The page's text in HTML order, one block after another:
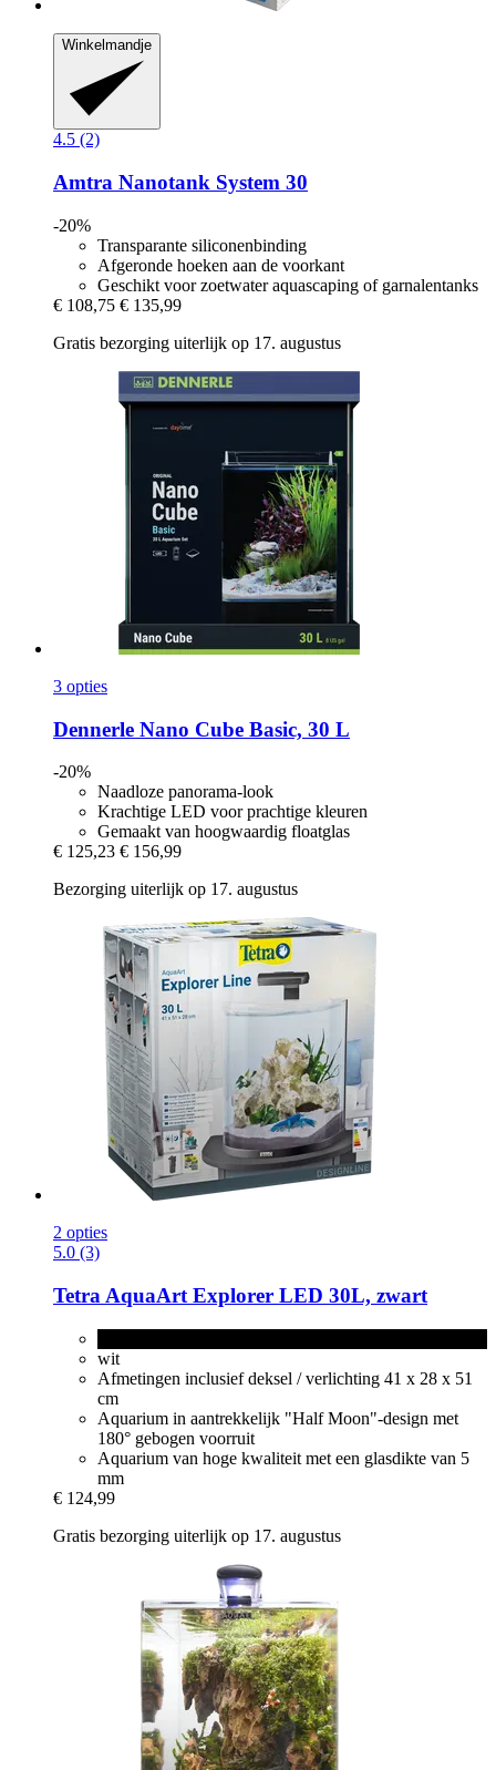
Winkelmandje
4.5 (2)
Amtra Nanotank System 30
-20%
Transparante siliconenbinding
Afgeronde hoeken aan de voorkant
Geschikt voor zoetwater aquascaping of garnalentanks
€ 108,75 € 135,99
Gratis bezorging uiterlijk op 17. augustus
3 opties
Dennerle Nano Cube Basic, 30 L
-20%
Naadloze panorama-look
Krachtige LED voor prachtige kleuren
Gemaakt van hoogwaardig floatglas
€ 125,23 € 156,99
Bezorging uiterlijk op 17. augustus
2 opties
5.0 (3)
Tetra AquaArt Explorer LED 30L, zwart
wit
Afmetingen inclusief deksel / verlichting 41 x 28 x 51
cm
Aquarium in aantrekkelijk "Half Moon"-design met
180° gebogen voorruit
Aquarium van hoge kwaliteit met een glasdikte van 5
mm
€ 124,99
Gratis bezorging uiterlijk op 17. augustus